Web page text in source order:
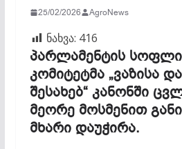
25/02/2026 AgroNews
ნახვა: 416
პარლამენტის
კომიტეტმა „ვაზისა
შესახებ“ კანონში
მეორე მოსმენით
მხარი დაუჭირა.